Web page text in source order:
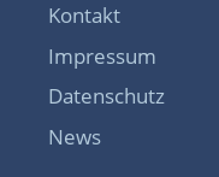
Kontakt
Impressum
Datenschutz
News